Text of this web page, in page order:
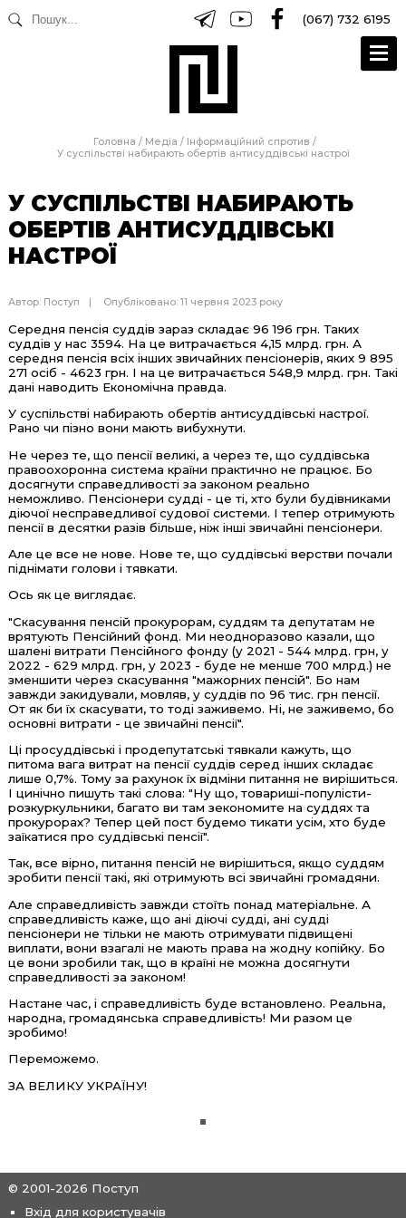
(067) 732 6195
Головна / Медіа / Інформаційний спротив /
У суспільстві набирають обертів антисуддівські настрої
У СУСПІЛЬСТВІ НАБИРАЮТЬ
ОБЕРТІВ АНТИСУДДІВСЬКІ
НАСТРОЇ
Автор: Поступ Опубліковано: 11 червня 2023 року
Середня пенсія суддів зараз складає 96 196 грн. Таких
суддів у нас 3594. На це витрачається 4,15 млрд. грн. А
середня пенсія всіх інших звичайних пенсіонерів, яких 9 895
271 осіб - 4623 грн. І на це витрачається 548,9 млрд. грн. Такі
дані наводить Економічна правда.
У суспільстві набирають обертів антисуддівські настрої.
Рано чи пізно вони мають вибухнути.
Не через те, що пенсії великі, а через те, що суддівська
правоохоронна система країни практично не працює. Бо
досягнути справедливості за законом реально
неможливо. Пенсіонери судді - це ті, хто були будівниками
діючої несправедливої судової системи. І тепер отримують
пенсії в десятки разів більше, ніж інші звичайні пенсіонери.
Але це все не нове. Нове те, що суддівські верстви почали
піднімати голови і тявкати.
Ось як це виглядає.
"Скасування пенсій прокурорам, суддям та депутатам не
врятують Пенсійний фонд. Ми неодноразово казали, що
шалені витрати Пенсійного фонду (у 2021 - 544 млрд. грн, у
2022 - 629 млрд. грн, у 2023 - буде не менше 700 млрд.) не
зменшити через скасування "мажорних пенсій". Бо нам
завжди закидували, мовляв, у суддів по 96 тис. грн пенсії.
От як би їх скасувати, то тоді заживемо. Ні, не заживемо, бо
основні витрати - це звичайні пенсії".
Ці просуддівські і продепутатські тявкали кажуть, що
питома вага витрат на пенсії суддів серед інших складає
лише 0,7%. Тому за рахунок їх відміни питання не вирішиться.
І цинічно пишуть такі слова: "Ну що, товариші-популісти-
розкуркульники, багато ви там зекономите на суддях та
прокурорах? Тепер цей пост будемо тикати усім, хто буде
заїкатися про суддівські пенсії".
Так, все вірно, питання пенсій не вирішиться, якщо суддям
зробити пенсії такі, які отримують всі звичайні громадяни.
Але справедливість завжди стоїть понад матеріальне. А
справедливість каже, що ані діючі судді, ані судді
пенсіонери не тільки не мають отримувати підвищені
виплати, вони взагалі не мають права на жодну копійку. Бо
це вони зробили так, що в країні не можна досягнути
справедливості за законом!
Настане час, і справедливість буде встановлено. Реальна,
народна, громадянська справедливість! Ми разом це
зробимо!
Переможемо.
ЗА ВЕЛИКУ УКРАЇНУ!
© 2001-2026 Поступ
Вхід для користувачів